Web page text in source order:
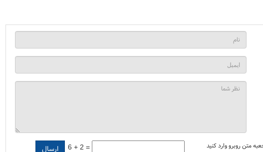
متن روبرو وارد کنید 6 + 2 =